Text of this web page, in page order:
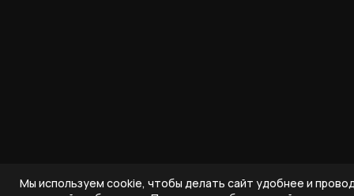
Мы используем cookie, чтобы делать сайт удобнее и